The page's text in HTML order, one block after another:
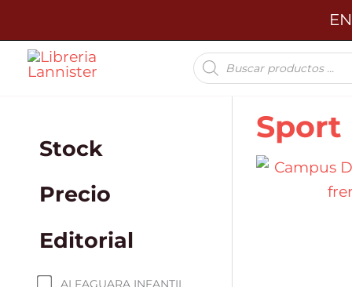
al
contenido
Búsqueda
de
productos
Stock
Precio
Editorial
ALFAGUARA INFANTIL
Sport